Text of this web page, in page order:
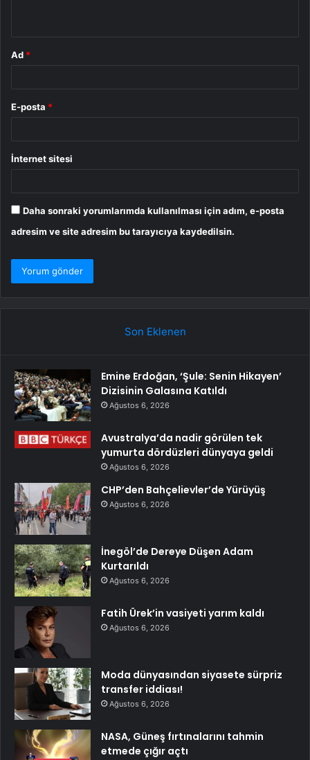
Ad *
E-posta *
İnternet sitesi
Daha sonraki yorumlarımda kullanılması için adım, e-posta
adresim ve site adresim bu tarayıcıya kaydedilsin.
Son Eklenen
Emine Erdoğan, ‘Şule: Senin Hikayen’
Dizisinin Galasına Katıldı
Ağustos 6, 2026
Avustralya’da nadir görülen tek
yumurta dördüzleri dünyaya geldi
Ağustos 6, 2026
CHP’den Bahçelievler’de Yürüyüş
Ağustos 6, 2026
İnegöl’de Dereye Düşen Adam
Kurtarıldı
Ağustos 6, 2026
Fatih Ürek’in vasiyeti yarım kaldı
Ağustos 6, 2026
Moda dünyasından siyasete sürpriz
transfer iddiası!
Ağustos 6, 2026
NASA, Güneş fırtınalarını tahmin
etmede çığır açtı